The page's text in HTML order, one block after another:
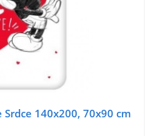
140x200, 70x90 cm